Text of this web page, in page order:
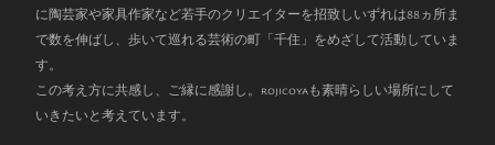
に陶芸家や家具作家など若手のクリエイターを招致しいずれは88ヵ所ま
で数を伸ばし、歩いて巡れる芸術の町「千住」をめざして活動していま
す。
この考え方に共感し、ご縁に感謝し。rojicoyaも素晴らしい場所にして
いきたいと考えています。